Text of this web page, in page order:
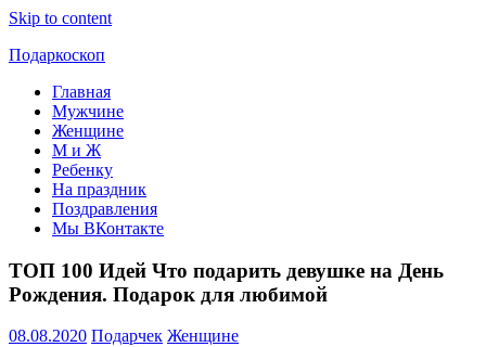
Skip to content
Подаркоскоп
Поможем
выбрать
подарить
Главная
Мужчине
Женщине
М и Ж
Ребенку
На праздник
Поздравления
Мы ВКонтакте
ТОП 100 Идей Что подарить девушке на День
Рождения. Подарок для любимой
08.08.2020 Подарчек Женщине